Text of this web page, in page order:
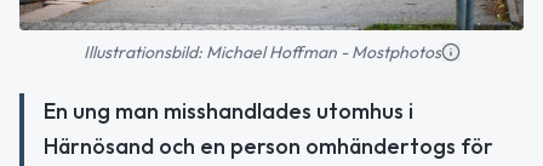
Illustrationsbild: Michael Hoffman - Mostphotos
En ung man misshandlades utomhus i
Härnösand och en person omhändertogs för